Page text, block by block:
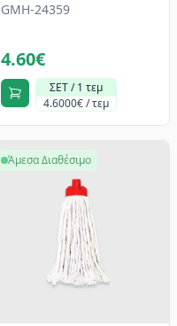
GMH-24359
4.60€
ΣΕΤ / 1 τεμ
4.6000€ / τεμ
Άμεσα Διαθέσιμο